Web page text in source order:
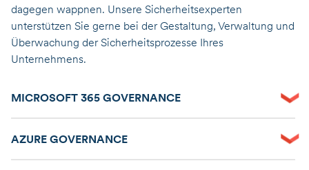
dagegen wappnen. Unsere Sicherheitsexperten
unterstützen Sie gerne bei der Gestaltung, Verwaltung und
Überwachung der Sicherheitsprozesse Ihres
Unternehmens.
MICROSOFT 365 GOVERNANCE
AZURE GOVERNANCE